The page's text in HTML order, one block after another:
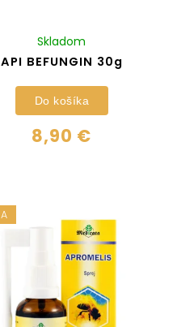
API BEFUNGIN 30g
Skladom
8,90 €
Do košíka